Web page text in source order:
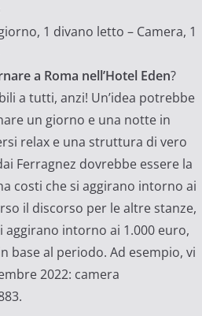
1 divano letto – Camera, 1
a Roma nell’Hotel Eden?
a tutti, anzi! Un’idea potrebbe
un giorno e una notte in
relax e una struttura di vero
Ferragnez dovrebbe essere la
costi che si aggirano intorno ai
il discorso per le altre stanze,
aggirano intorno ai 1.000 euro,
base al periodo. Ad esempio, vi
2022: camera